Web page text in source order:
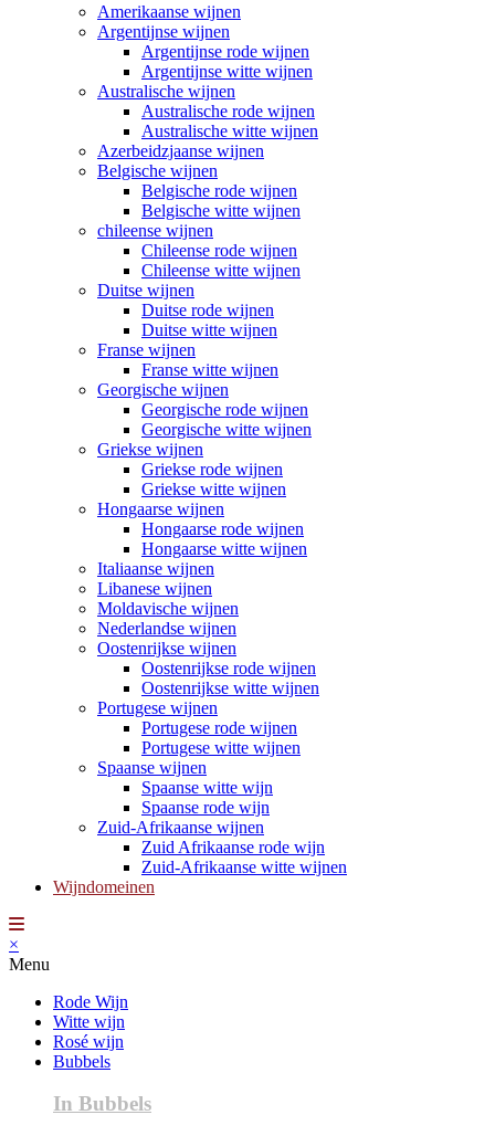
Amerikaanse wijnen
Argentijnse wijnen
Argentijnse rode wijnen
Argentijnse witte wijnen
Australische wijnen
Australische rode wijnen
Australische witte wijnen
Azerbeidzjaanse wijnen
Belgische wijnen
Belgische rode wijnen
Belgische witte wijnen
chileense wijnen
Chileense rode wijnen
Chileense witte wijnen
Duitse wijnen
Duitse rode wijnen
Duitse witte wijnen
Franse wijnen
Franse witte wijnen
Georgische wijnen
Georgische rode wijnen
Georgische witte wijnen
Griekse wijnen
Griekse rode wijnen
Griekse witte wijnen
Hongaarse wijnen
Hongaarse rode wijnen
Hongaarse witte wijnen
Italiaanse wijnen
Libanese wijnen
Moldavische wijnen
Nederlandse wijnen
Oostenrijkse wijnen
Oostenrijkse rode wijnen
Oostenrijkse witte wijnen
Portugese wijnen
Portugese rode wijnen
Portugese witte wijnen
Spaanse wijnen
Spaanse witte wijn
Spaanse rode wijn
Zuid-Afrikaanse wijnen
Zuid Afrikaanse rode wijn
Zuid-Afrikaanse witte wijnen
Wijndomeinen
×
Menu
Rode Wijn
Witte wijn
Rosé wijn
Bubbels
In Bubbels